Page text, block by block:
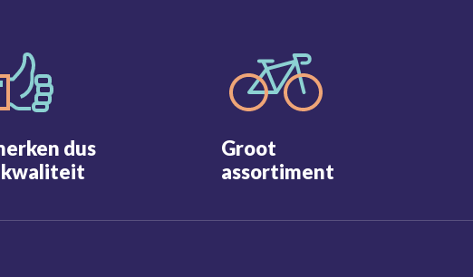
dus
Groot
assortiment